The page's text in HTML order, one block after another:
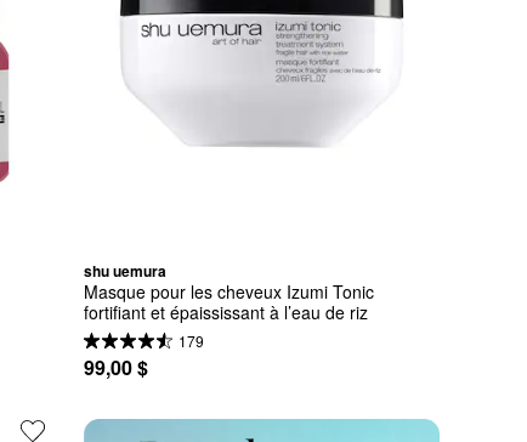
shu uemura
Masque pour les cheveux Izumi Tonic
fortifiant et épaississant à l’eau de riz
179
99,00 $